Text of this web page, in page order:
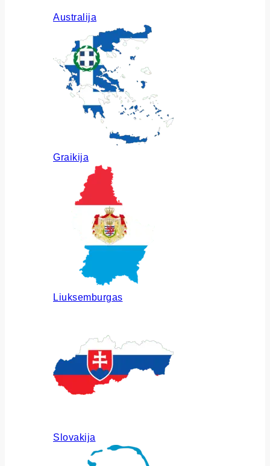
Australija
Graikija
Liuksemburgas
Slovakija